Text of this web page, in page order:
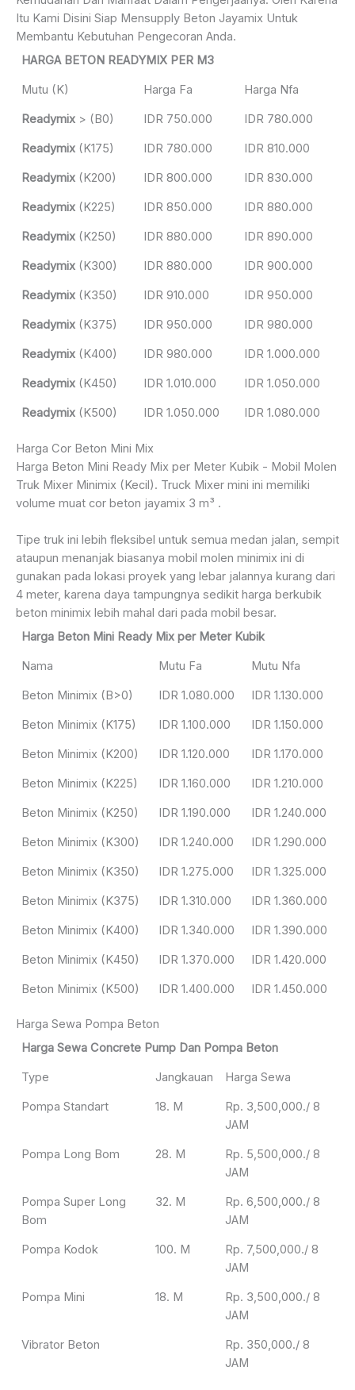
Itu Kami Disini Siap Mensupply Beton Jayamix Untuk
Membantu Kebutuhan Pengecoran Anda.
HARGA BETON READYMIX PER M3
Mutu (K) Harga Fa Harga Nfa
Readymix > (B0) IDR 750.000 IDR 780.000
Readymix (K175) IDR 780.000 IDR 810.000
Readymix (K200) IDR 800.000 IDR 830.000
Readymix (K225) IDR 850.000 IDR 880.000
Readymix (K250) IDR 880.000 IDR 890.000
Readymix (K300) IDR 880.000 IDR 900.000
Readymix (K350) IDR 910.000 IDR 950.000
Readymix (K375) IDR 950.000 IDR 980.000
Readymix (K400) IDR 980.000 IDR 1.000.000
Readymix (K450) IDR 1.010.000 IDR 1.050.000
Readymix (K500) IDR 1.050.000 IDR 1.080.000
Harga Cor Beton Mini Mix
Harga Beton Mini Ready Mix per Meter Kubik - Mobil Molen
Truk Mixer Minimix (Kecil). Truck Mixer mini ini memiliki
volume muat cor beton jayamix 3 m³ .
Tipe truk ini lebih fleksibel untuk semua medan jalan, sempit
ataupun menanjak biasanya mobil molen minimix ini di
gunakan pada lokasi proyek yang lebar jalannya kurang dari
4 meter, karena daya tampungnya sedikit harga berkubik
beton minimix lebih mahal dari pada mobil besar.
Harga Beton Mini Ready Mix per Meter Kubik
Nama Mutu Fa Mutu Nfa
Beton Minimix (B>0) IDR 1.080.000 IDR 1.130.000
Beton Minimix (K175) IDR 1.100.000 IDR 1.150.000
Beton Minimix (K200) IDR 1.120.000 IDR 1.170.000
Beton Minimix (K225) IDR 1.160.000 IDR 1.210.000
Beton Minimix (K250) IDR 1.190.000 IDR 1.240.000
Beton Minimix (K300) IDR 1.240.000 IDR 1.290.000
Beton Minimix (K350) IDR 1.275.000 IDR 1.325.000
Beton Minimix (K375) IDR 1.310.000 IDR 1.360.000
Beton Minimix (K400) IDR 1.340.000 IDR 1.390.000
Beton Minimix (K450) IDR 1.370.000 IDR 1.420.000
Beton Minimix (K500) IDR 1.400.000 IDR 1.450.000
Harga Sewa Pompa Beton
Harga Sewa Concrete Pump Dan Pompa Beton
Type Jangkauan Harga Sewa
Pompa Standart 18. M
Rp. 3,500,000./ 8
JAM
Pompa Long Bom 28. M
Rp. 5,500,000./ 8
JAM
Pompa Super Long
Bom
32. M
Rp. 6,500,000./ 8
JAM
Pompa Kodok 100. M
Rp. 7,500,000./ 8
JAM
Pompa Mini 18. M
Rp. 3,500,000./ 8
JAM
Vibrator Beton
Rp. 350,000./ 8
JAM